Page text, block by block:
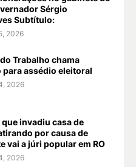
Sérgio
Subtítulo:
2026
Trabalho chama
para assédio eleitoral
2026
que invadiu casa de
por causa de
vai a júri popular em RO
2026